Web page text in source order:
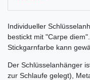
Individueller
bestickt mit "Carpe
Stickgarnfarbe kann
Der Schlüsselanhänger
zur Schlaufe gelegt),